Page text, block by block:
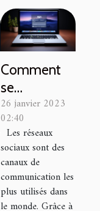
Comment
se
connecter à
son compte
Facebook ?
26 janvier 2023
02:40
Les réseaux
sociaux sont des
canaux de
communication les
plus utilisés dans
le monde. Grâce à